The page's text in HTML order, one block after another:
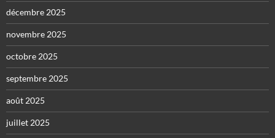
décembre 2025
novembre 2025
octobre 2025
septembre 2025
août 2025
juillet 2025